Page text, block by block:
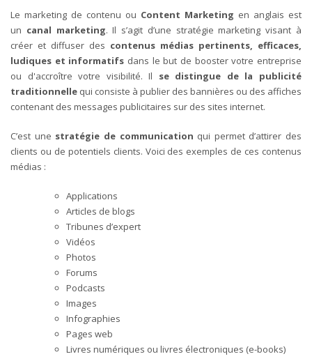
Le marketing de contenu ou Content Marketing en anglais est
un canal marketing. Il s’agit d’une stratégie marketing visant à
créer et diffuser des contenus médias pertinents, efficaces,
ludiques et informatifs dans le but de booster votre entreprise
ou d'accroître votre visibilité. Il se distingue de la
publicité
traditionnelle qui consiste à publier des bannières ou des affiches
contenant des messages publicitaires sur des sites internet.
C’est une stratégie de communication qui permet d’attirer des
clients ou de potentiels clients. Voici des exemples de ces contenus
médias :
Applications
Articles de blogs
Tribunes d’expert
Vidéos
Photos
Forums
Podcasts
Images
Infographies
Pages web
Livres numériques ou livres électroniques (e-books)